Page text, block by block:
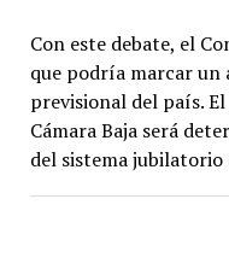
Con este debate, el
que podría marcar un
previsional del país.
Cámara Baja será
del sistema